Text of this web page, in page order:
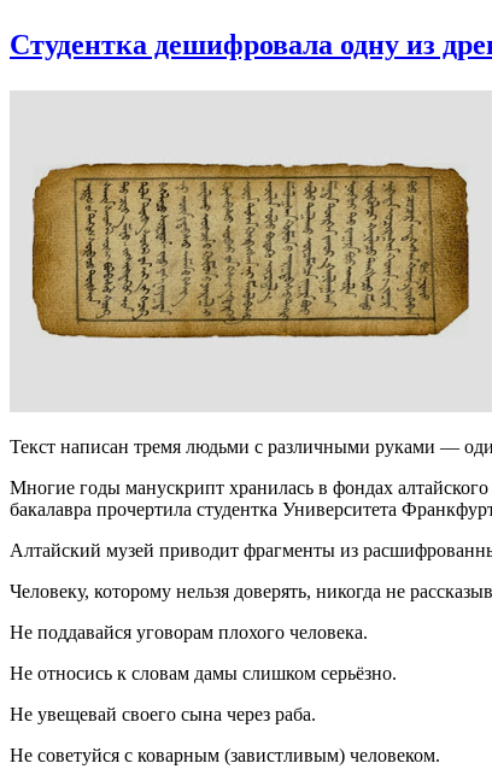
Студентка дешифровала одну из
Текст написан тремя людьми с различными руками —
Многие годы манускрипт хранилась в фондах
бакалавра прочертила студентка Университета
Алтайский музей приводит фрагменты из
Человеку, которому нельзя доверять, никогда не
Не поддавайся уговорам плохого человека.
Не относись к словам дамы слишком серьёзно.
Не увещевай своего сына через раба.
Не советуйся с коварным (завистливым) человеком.